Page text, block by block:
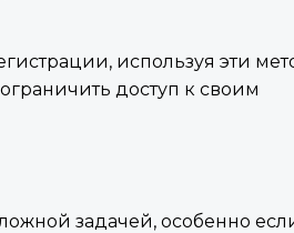
используя эти
доступ к своим
задачей, особенно